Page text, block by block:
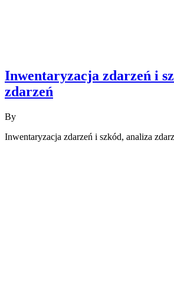
Inwentaryzacja zdarzeń i
zdarzeń
By
Inwentaryzacja zdarzeń i szkód, analiza